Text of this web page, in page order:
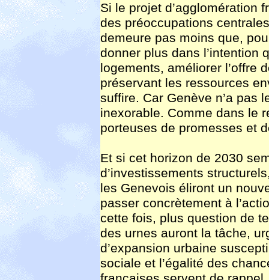
Si le projet d’agglomération
des préoccupations
demeure pas moins que,
donner plus dans l’intention
logements, améliorer l’offre
préservant les ressources
suffire. Car Genève n’a pas
inexorable. Comme dans le
porteuses de promesses et
Et si cet horizon de 2030
d’investissements
les Genevois éliront un
passer concrètement à
cette fois, plus question de
des urnes auront la tâche,
d’expansion urbaine
sociale et l’égalité des